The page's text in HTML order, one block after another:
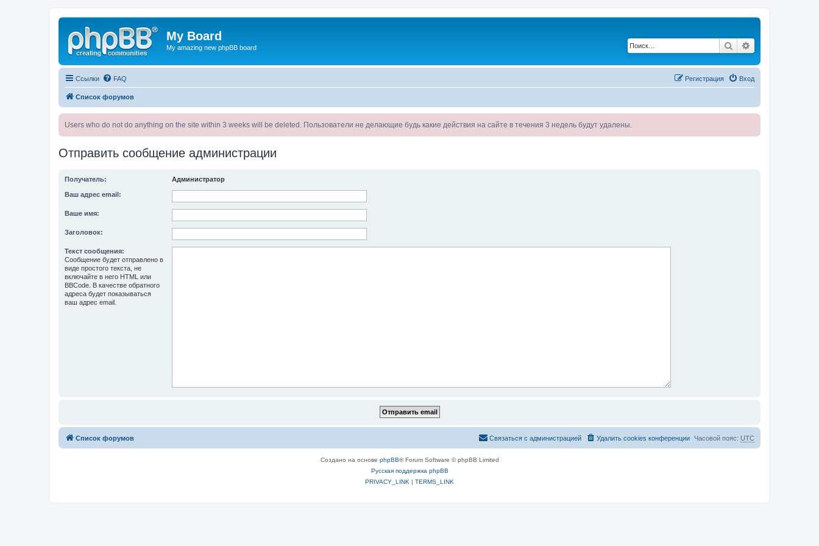
My Board
My amazing new phpBB board Поиск
Ссылки FAQ Вход
Регистрация
Список форумов
Users who do not do anything on the site within 3 weeks will be deleted. Пользователи не делающие будь какие действия на сайте в течения 3 недель будут удалены.
Отправить сообщение администрации
Получатель: Администратор
Ваш адрес email:
Ваше имя:
Заголовок:
Текст сообщения:
Сообщение будет отправлено в
виде простого текста, не
включайте в него HTML или
BBCode. В качестве обратного
адреса будет показываться
ваш адрес email.
Список форумов Часовой пояс: UTC
Удалить cookies конференции
Связаться с администрацией
Создано на основе phpBB® Forum Software © phpBB Limited
Русская поддержка phpBB
PRIVACY_LINK | TERMS_LINK